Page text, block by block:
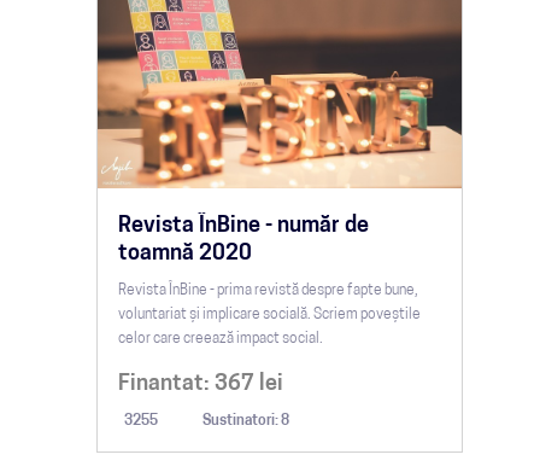
Revista ÎnBine - număr de
toamnă 2020
Revista ÎnBine - prima revistă despre fapte bune,
voluntariat și implicare socială. Scriem poveștile
celor care creează impact social.
Finantat: 367 lei
3255 Sustinatori: 8